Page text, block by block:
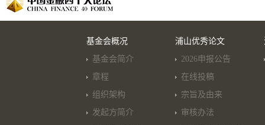
基金会概况
基金会简介
章程
组织架构
发起方简介
浦山优秀论文
2026申报公告
在线投稿
宗旨及由来
审核办法